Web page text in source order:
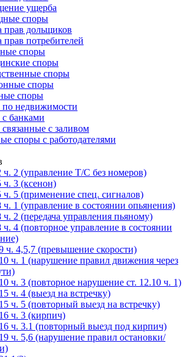
ущерба
споры
прав дольщиков
прав потребителей
споры
споры
споры
споры
споры
недвижимости
банками
с заливом
споры с работодателями
ч. 2 (управление Т/С без номеров)
ч. 3 (ксенон)
ч. 5 (применение спец. сигналов)
ч. 1 (управление в состоянии опьянения)
ч. 2 (передача управления пьяному)
ч. 4 (повторное управление в состоянии
ч. 4,5,7 (превышение скорости)
ч. 1 (нарушение правил движения через
ч. 3 (повторное нарушение ст. 12.10 ч. 1)
ч. 4 (выезд на встречку)
ч. 5 (повторный выезд на встречку)
ч. 3 (кирпич)
ч. 3.1 (повторный выезд под кирпич)
ч. 5,6 (нарушение правил остановки/